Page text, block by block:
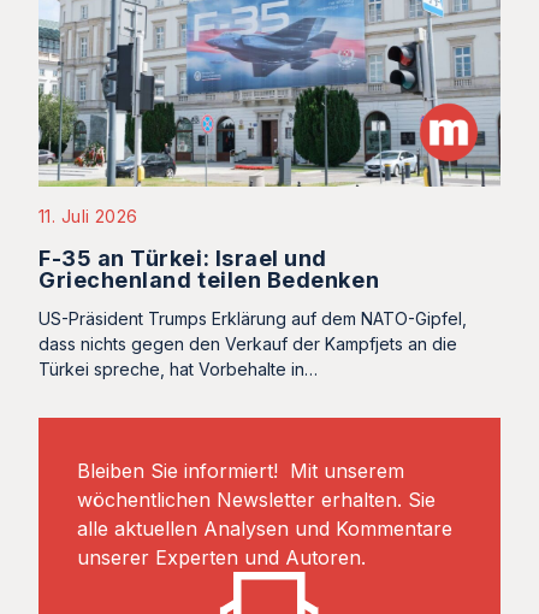
11. Juli 2026
F-35 an Türkei: Israel und
Griechenland teilen Bedenken
US-Präsident Trumps Erklärung auf dem NATO-Gipfel,
dass nichts gegen den Verkauf der Kampfjets an die
Türkei spreche, hat Vorbehalte in…
Bleiben Sie informiert! Mit unserem
wöchentlichen Newsletter erhalten. Sie
alle aktuellen Analysen und Kommentare
unserer Experten und Autoren.